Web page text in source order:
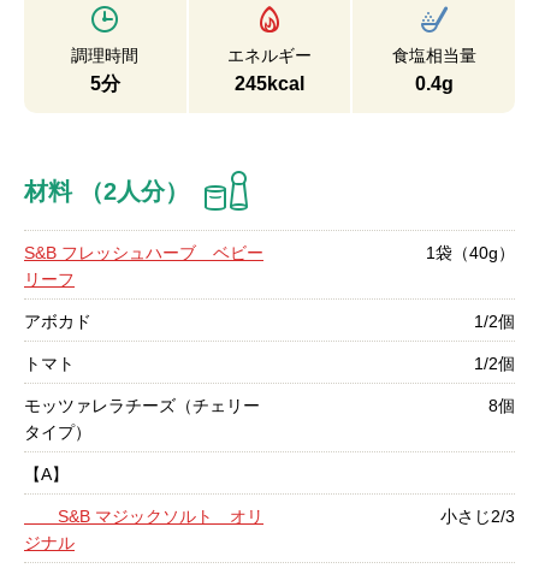
調理時間
5分
エネルギー
245kcal
食塩相当量
0.4g
材料 （2人分）
S&B フレッシュハーブ ベビー
リーフ
1袋（40g）
アボカド 1/2個
トマト 1/2個
モッツァレラチーズ（チェリー
タイプ）
8個
【A】
S&B マジックソルト オリ
ジナル
小さじ2/3